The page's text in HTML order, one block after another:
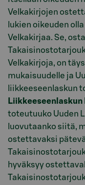
Velkakirjojen
lukien oikeuden
Velkakirjaa. Se,
Velkakirjoja, on
mukaisuudelle ja
liikkeeseenlaskun
Liikkeeseenlaskun
toteutuuko Uuden
luovutaanko siitä,
ostettavaksi
hyväksyy